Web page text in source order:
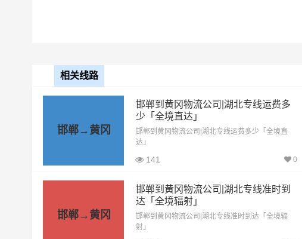
4.2米高栏
6.8米高栏
9.6米高栏
17.5米平板 10.5元
整车运输价格计算方式通
相关线路
邯郸→黄冈
邯郸到黄冈物流公司|湖北专线运费多
少「全境直达」
邯郸到黄冈物流公司|湖北专线运费多少「全境直
达」
141 0
邯郸→黄冈
邯郸到黄冈物流公司|湖北专线准时到
达「全境辐射」
邯郸到黄冈物流公司|湖北专线准时到达「全境辐
射」